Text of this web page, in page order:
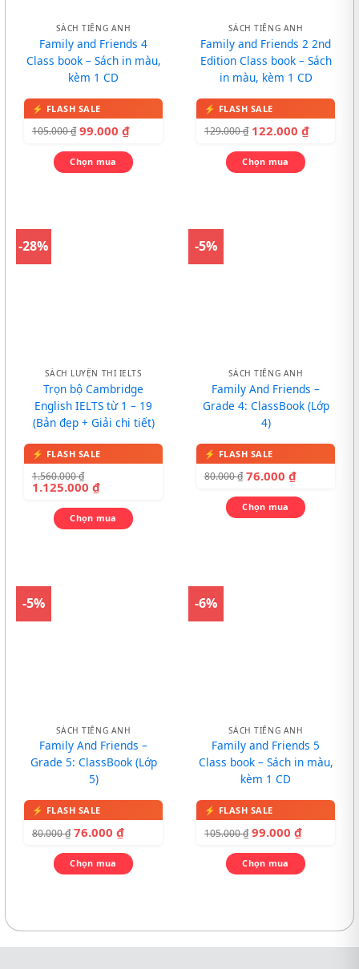
SÁCH TIẾNG ANH
Family and Friends 4
Class book – Sách in màu,
kèm 1 CD
105.000₫ 99.000 ₫
Chọn mua
SÁCH TIẾNG ANH
Family and Friends 2 2nd
Edition Class book – Sách
in màu, kèm 1 CD
129.000₫ 122.000 ₫
Chọn mua
-28%
SÁCH LUYỆN THI IELTS
Trọn bộ Cambridge
English IELTS từ 1 – 19
(Bản đẹp + Giải chi tiết)
1.560.000₫
1.125.000 ₫
Chọn mua
-5%
SÁCH TIẾNG ANH
Family And Friends –
Grade 4: ClassBook (Lớp
4)
80.000₫ 76.000 ₫
Chọn mua
-5%
SÁCH TIẾNG ANH
Family And Friends –
Grade 5: ClassBook (Lớp
5)
80.000₫ 76.000 ₫
Chọn mua
-6%
SÁCH TIẾNG ANH
Family and Friends 5
Class book – Sách in màu,
kèm 1 CD
105.000₫ 99.000 ₫
Chọn mua